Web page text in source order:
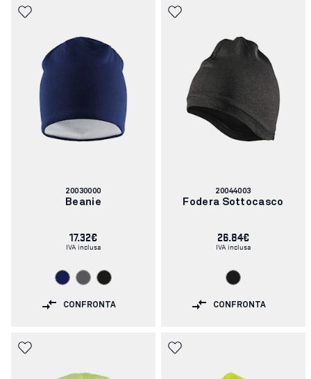
Codice
articolo:
20030000
Beanie
17.32€
IVA inclusa
CONFRONTA
Codice
articolo:
20044003
Fodera Sottocasco
26.84€
IVA inclusa
CONFRONTA